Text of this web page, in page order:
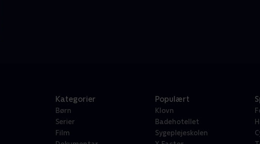
Kategorier
Børn
Serier
Film
Populært
Klovn
Badehotellet
Sygeplejeskolen